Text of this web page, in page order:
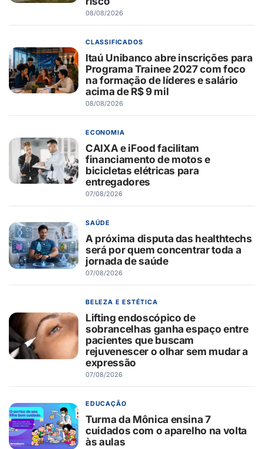
08/08/2026
CLASSIFICADOS
Itaú Unibanco abre inscrições para
Programa Trainee 2027 com foco
na formação de líderes e salário
acima de R$ 9 mil
08/08/2026
ECONOMIA
CAIXA e iFood facilitam
financiamento de motos e
bicicletas elétricas para
entregadores
07/08/2026
SAÚDE
A próxima disputa das healthtechs
será por quem concentrar toda a
jornada de saúde
07/08/2026
BELEZA E ESTÉTICA
Lifting endoscópico de
sobrancelhas ganha espaço entre
pacientes que buscam
rejuvenescer o olhar sem mudar a
expressão
07/08/2026
EDUCAÇÃO
Turma da Mônica ensina 7
cuidados com o aparelho na volta
às aulas